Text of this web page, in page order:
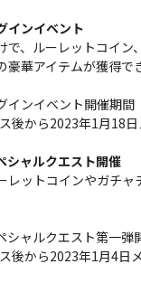
インイベント
、ルーレットコイン
華アイテムが獲得で
ンイベント開催期間
後から2023年1月18
ャルクエスト開催
レットコインやガチャ
ャルクエスト第一弾
後から2023年1月4日